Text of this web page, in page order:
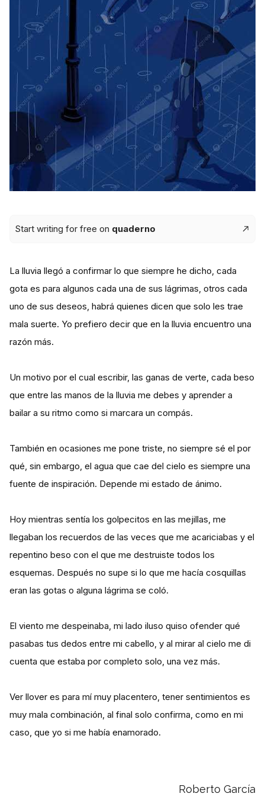
Start writing for free on quaderno
La lluvia llegó a confirmar lo que siempre he dicho, cada
gota es para algunos cada una de sus lágrimas, otros cada
uno de sus deseos, habrá quienes dicen que solo les trae
mala suerte. Yo prefiero decir que en la lluvia encuentro una
razón más.
Un motivo por el cual escribir, las ganas de verte, cada beso
que entre las manos de la lluvia me debes y aprender a
bailar a su ritmo como si marcara un compás.
También en ocasiones me pone triste, no siempre sé el por
qué, sin embargo, el agua que cae del cielo es siempre una
fuente de inspiración. Depende mi estado de ánimo.
Hoy mientras sentía los golpecitos en las mejillas, me
llegaban los recuerdos de las veces que me acariciabas y el
repentino beso con el que me destruiste todos los
esquemas. Después no supe si lo que me hacía cosquillas
eran las gotas o alguna lágrima se coló.
El viento me despeinaba, mi lado iluso quiso ofender qué
pasabas tus dedos entre mi cabello, y al mirar al cielo me di
cuenta que estaba por completo solo, una vez más.
Ver llover es para mí muy placentero, tener sentimientos es
muy mala combinación, al final solo confirma, como en mi
caso, que yo si me había enamorado.
Roberto García